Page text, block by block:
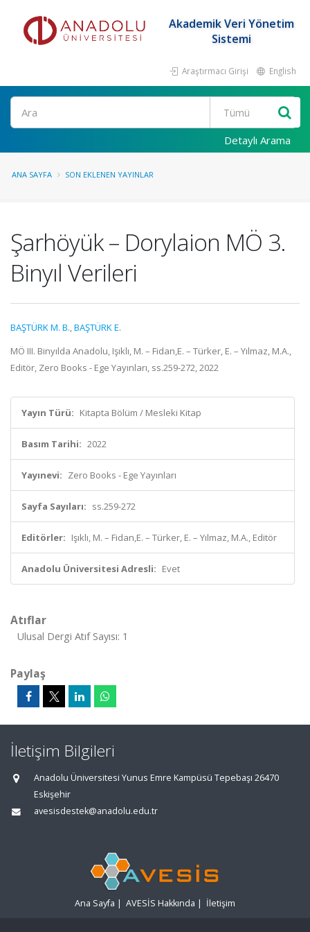
Akademik Veri Yönetim
Sistemi
Araştırmacı Girişi English
Ara
Detaylı Arama
ANA SAYFA SON EKLENEN YAYINLAR
Şarhöyük – Dorylaion MÖ 3.
Binyıl Verileri
BAŞTÜRK M. B.,BAŞTÜRK E.
MÖ III. Binyılda Anadolu, Işıklı, M. – Fidan,E. – Türker, E. – Yılmaz, M.A.,
Editör, Zero Books - Ege Yayınları, ss.259-272, 2022
Yayın Türü: Kitapta Bölüm / Mesleki Kitap
Basım Tarihi: 2022
Yayınevi: Zero Books - Ege Yayınları
Sayfa Sayıları: ss.259-272
Editörler: Işıklı, M. – Fidan,E. – Türker, E. – Yılmaz, M.A., Editör
Anadolu Üniversitesi Adresli: Evet
Atıflar
Ulusal Dergi Atıf Sayısı: 1
Paylaş
İletişim Bilgileri
Anadolu Üniversitesi Yunus Emre Kampüsü Tepebaşı 26470
Eskişehir
avesisdestek@anadolu.edu.tr
Ana Sayfa | AVESİS Hakkında | İletişim